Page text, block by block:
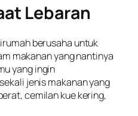
Lebaran
berusaha untuk
makanan yang nantinya
yang ingin
jenis makanan yang
cemilan kue kering,